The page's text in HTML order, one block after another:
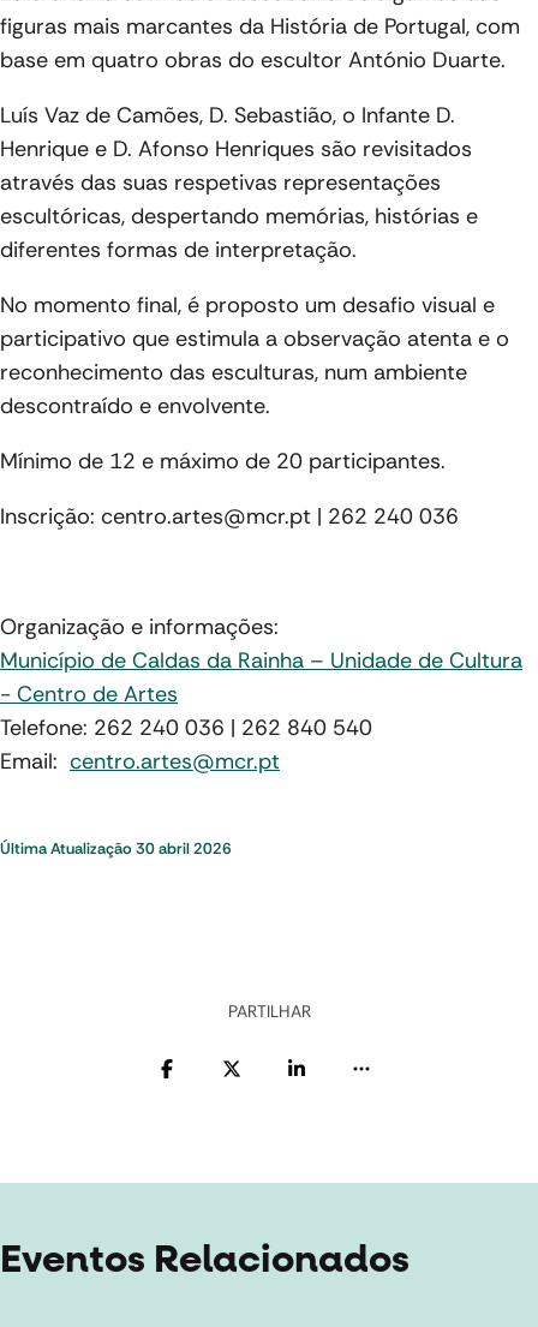
figuras mais marcantes da História de Portugal, com
base em quatro obras do escultor António Duarte.
Luís Vaz de Camões, D. Sebastião, o Infante D.
Henrique e D. Afonso Henriques são revisitados
através das suas respetivas representações
escultóricas, despertando memórias, histórias e
diferentes formas de interpretação.
No momento final, é proposto um desafio visual e
participativo que estimula a observação atenta e o
reconhecimento das esculturas, num ambiente
descontraído e envolvente.
Mínimo de 12 e máximo de 20 participantes.
Inscrição: centro.artes@mcr.pt | 262 240 036
Organização e informações:
Município de Caldas da Rainha – Unidade de Cultura
- Centro de Artes
Telefone: 262 240 036 | 262 840 540
Email: centro.artes@mcr.pt
Última Atualização30 abril 2026
PARTILHAR
Eventos Relacionados